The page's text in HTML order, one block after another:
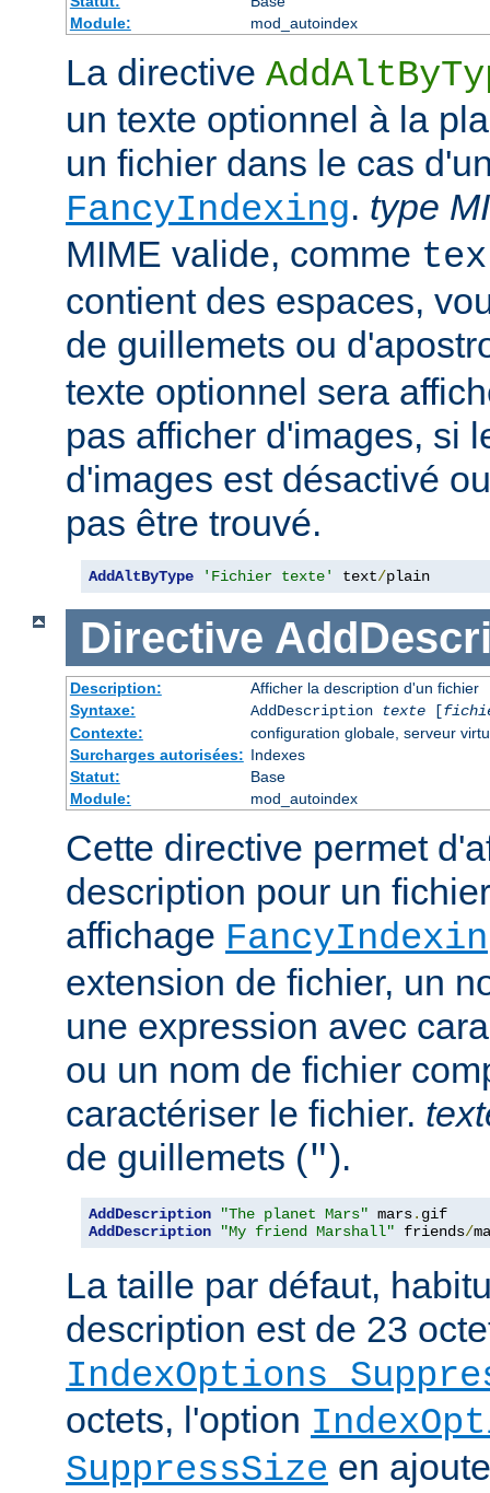
Module:
mod_autoindex
La directive
un texte optionnel à la
un fichier dans le cas
FancyIndexing. type
MIME valide, comme
contient des espaces,
de guillemets ou
texte optionnel sera
pas afficher d'images, si
d'images est désactivé
pas être trouvé.
AddAltByType 'Fichier texte' text/plain
Directive
Description:
Afficher la description d'un fichier
Syntaxe:
AddDescription texte[
Contexte:
configuration globale, serveur
Surcharges autorisées: Indexes
Statut:
Base
Module:
mod_autoindex
Cette directive permet
description pour un
affichage
extension de fichier, un
une expression avec
ou un nom de fichier
caractériser le fichier.
de guillemets (").
AddDescription "The planet Mars" mars.
AddDescription
"My friend Marshall" friends/
La taille par défaut,
description est de 23
IndexOptions
octets, l'option
SuppressSize en